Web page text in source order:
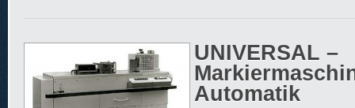
UNIVERSAL –
Automatik